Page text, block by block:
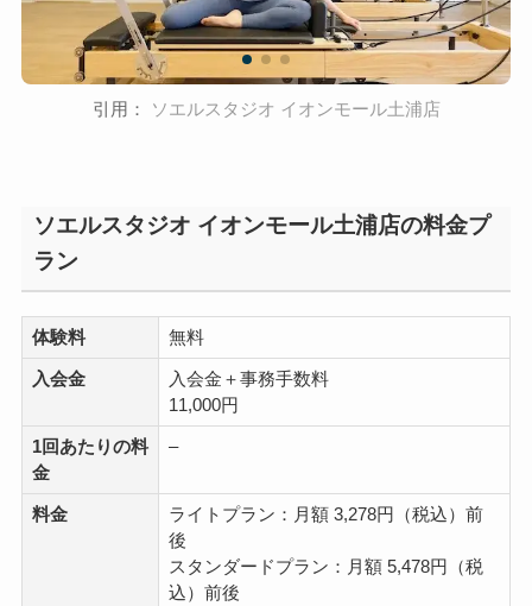
引用： ソエルスタジオ イオンモール土浦店
ソエルスタジオ イオンモール土浦店の料金プ
ラン
体験料 無料
入会金
入会金＋事務手数料
11,000円
1回あたりの料
金
–
料金
ライトプラン：月額 3,278円（税込）前
後
スタンダードプラン：月額 5,478円（税
込）前後